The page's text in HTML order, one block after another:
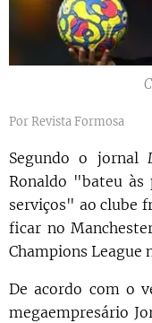
Por Revista Formosa
Segundo o jornal
Ronaldo "bateu às
serviços" ao clube
ficar no
Champions League
De acordo com o
megaempresário